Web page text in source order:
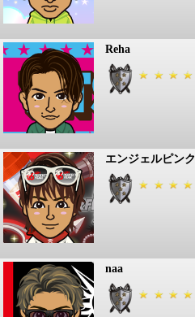
Reha
エンジェルピンク
naa